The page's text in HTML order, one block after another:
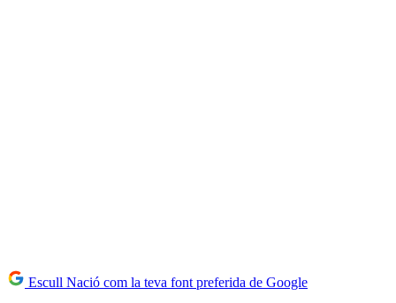
Escull Nació com la teva font preferida de Google